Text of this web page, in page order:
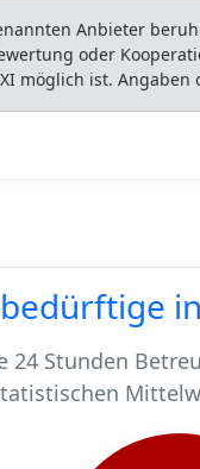
Anbieter
oder
möglich ist. Angaben
24 Stunden
rund 522131
der